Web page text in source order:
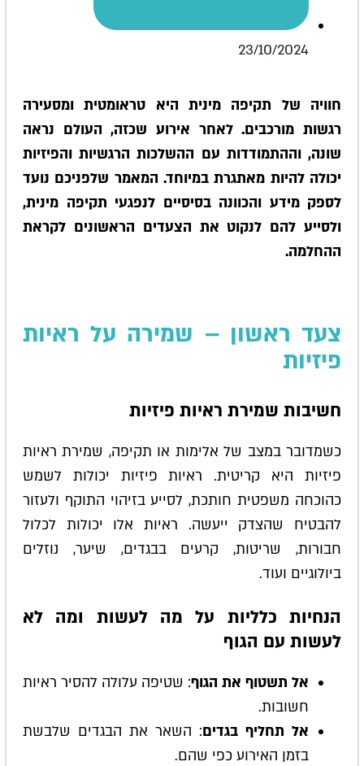
23/10/2024
חוויה של תקיפה מינית היא טראומטית ומסעירה
רגשות מורכבים. לאחר אירוע שכזה, העולם נראה
שונה, וההתמודדות עם ההשלכות הרגשיות והפיזיות
יכולה להיות מאתגרת במיוחד. המאמר שלפניכם נועד
לספק מידע והכוונה בסיסיים לנפגעי תקיפה מינית,
ולסייע להם לנקוט את הצעדים הראשונים לקראת
ההחלמה.
צעד ראשון – שמירה על ראיות
פיזיות
חשיבות שמירת ראיות פיזיות
כשמדובר במצב של אלימות או תקיפה, שמירת ראיות
פיזיות היא קריטית. ראיות פיזיות יכולות לשמש
כהוכחה משפטית חותכת, לסייע בזיהוי התוקף ולעזור
להבטיח שהצדק ייעשה. ראיות אלו יכולות לכלול
חבורות, שריטות, קרעים בבגדים, שיער, נוזלים
ביולוגיים ועוד.
הנחיות כלליות על מה לעשות ומה לא
לעשות עם הגוף
אל תשטוף את הגוף: שטיפה עלולה להסיר ראיות
חשובות.
אל תחליף בגדים: השאר את הבגדים שלבשת
בזמן האירוע כפי שהם.